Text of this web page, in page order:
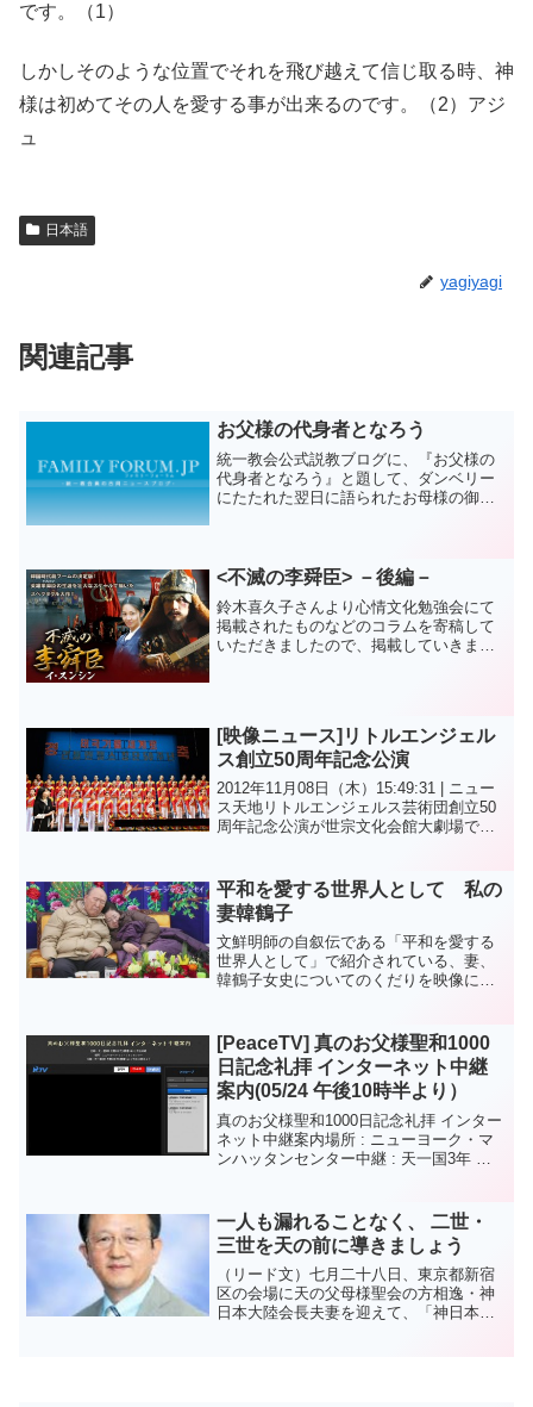
です。（1）
しかしそのような位置でそれを飛び越えて信じ取る時、神
様は初めてその人を愛する事が出来るのです。（2）アジ
ュ
日本語
yagiyagi
関連記事
お父様の代身者となろう
統一教会公式説教ブログに、『お父様の
代身者となろう』と題して、ダンベリー
にたたれた翌日に語られたお母様の御言
＿＿＿＿＿＿＿＿＿世界平...
<不滅の李舜臣> －後編－
鈴木喜久子さんより心情文化勉強会にて
掲載されたものなどのコラムを寄稿して
いただきましたので、掲載していきま
[映像ニュース]リトルエンジェル
ス創立50周年記念公演
2012年11月08日（木）15:49:31 | ニュー
ス天地リトルエンジェルス芸術団創立50
周年記念公演が世宗文化会館大劇場で開
50年間、世界60カ国以上を歴訪し、私...
平和を愛する世界人として 私の
妻韓鶴子
文鮮明師の自叙伝である「平和を愛する
世界人として」で紹介されている、妻、
韓鶴子女史についてのくだりを映像にし
[PeaceTV] 真のお父様聖和1000
日記念礼拝 インターネット中継
案内(05/24 午後10時半より）
真のお父様聖和1000日記念礼拝 インター
ネット中継案内場所 : ニューヨーク・マ
ンハッタンセンター中継 : 天一国3年 天
一人も漏れることなく、 二世・
三世を天の前に導きましょう
（リード文）七月二十八日、東京都新宿
区の会場に天の父母様聖会の方相逸・神
日本大陸会長夫妻を迎えて、「神日本第